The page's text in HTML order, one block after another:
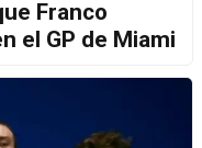
Franco
el GP de Miami